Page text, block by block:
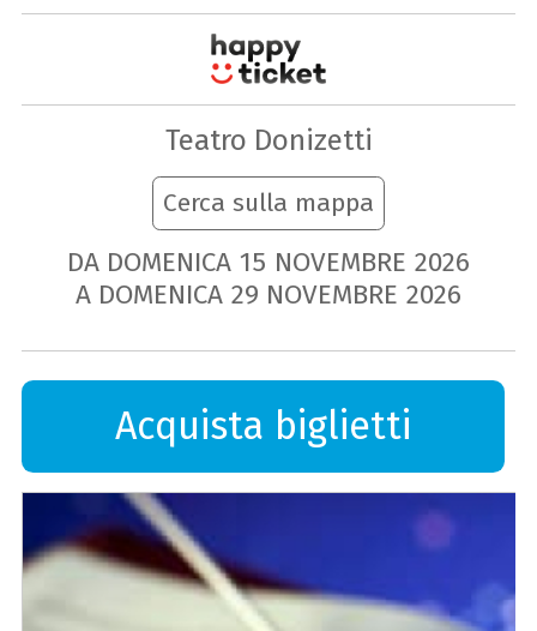
Teatro Donizetti
Cerca sulla mappa
DA DOMENICA 15 NOVEMBRE 2026
A DOMENICA 29 NOVEMBRE 2026
Acquista biglietti